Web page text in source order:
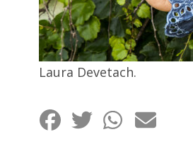
Clasificados
Fúnebres
Laura Devetach.